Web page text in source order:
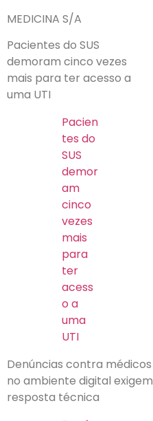
MEDICINA S/A
Pacientes do SUS
demoram cinco vezes
mais para ter acesso a
uma UTI
Pacien
tes do
SUS
demor
am
cinco
vezes
mais
para
ter
acess
o a
uma
UTI
Denúncias contra médicos
no ambiente digital exigem
resposta técnica